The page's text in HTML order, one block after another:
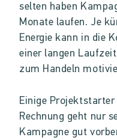
selten haben
Monate laufen. Je
Energie kann in die
einer langen
zum Handeln
Einige Projektstarter
Rechnung geht nur
Kampagne gut